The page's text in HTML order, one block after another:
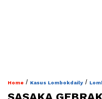
Home / Kasus Lombokdaily /